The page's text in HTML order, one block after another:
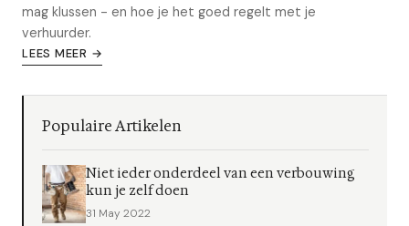
mag klussen - en hoe je het goed regelt met je
verhuurder.
LEES MEER →
Populaire Artikelen
Niet ieder onderdeel van een verbouwing
kun je zelf doen
31 May 2022